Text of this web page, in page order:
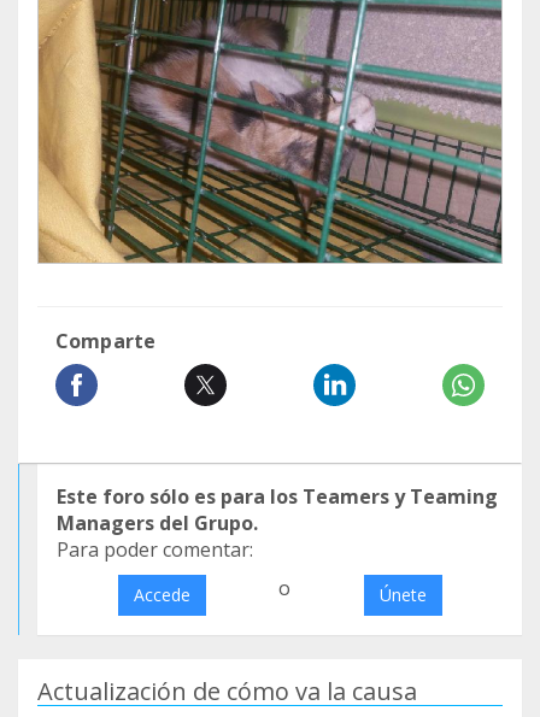
Comparte
Este foro sólo es para los Teamers y Teaming
Managers del Grupo.
Para poder comentar:
Accede o Únete
Actualización de cómo va la causa